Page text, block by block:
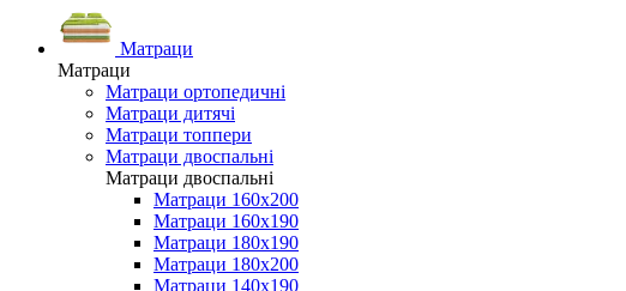
Матраци
Матраци
Матраци ортопедичні
Матраци дитячі
Матраци топпери
Матраци двоспальні
Матраци двоспальні
Матраци 160х200
Матраци 160х190
Матраци 180х190
Матраци 180х200
Матраци 140х190